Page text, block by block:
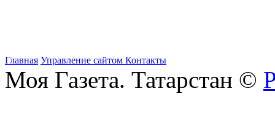
Главная Управление сайтом Контакты
Моя Газета. Татарстан ©